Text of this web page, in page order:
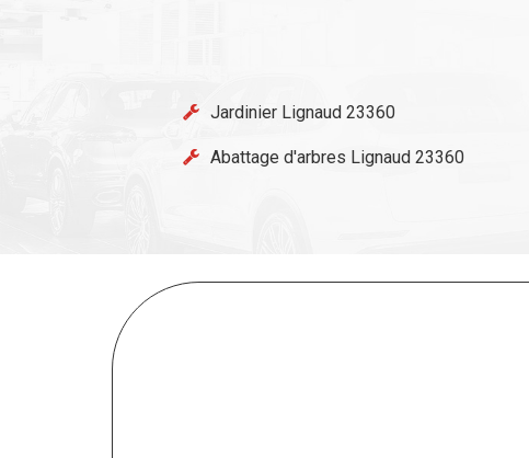
Jardinier Lignaud 23360
Abattage d'arbres Lignaud 23360